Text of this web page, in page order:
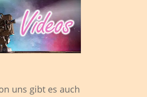
uns gibt es auch